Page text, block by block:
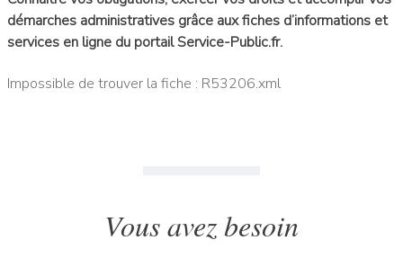
démarches administratives grâce aux fiches d’informations et
services en ligne du portail Service-Public.fr.
Impossible de trouver la fiche : R53206.xml
Vous avez besoin